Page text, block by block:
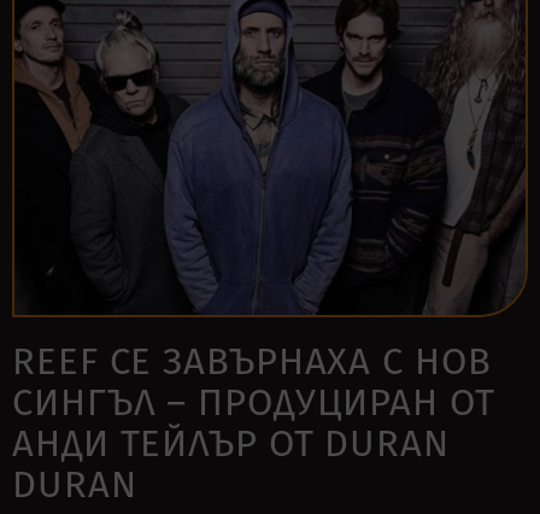
REEF СЕ ЗАВЪРНАХА С НОВ
СИНГЪЛ – ПРОДУЦИРАН ОТ
АНДИ ТЕЙЛЪР ОТ DURAN
DURAN